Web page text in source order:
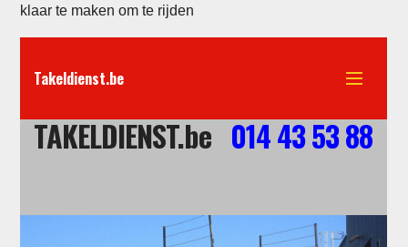
klaar te maken om te rijden